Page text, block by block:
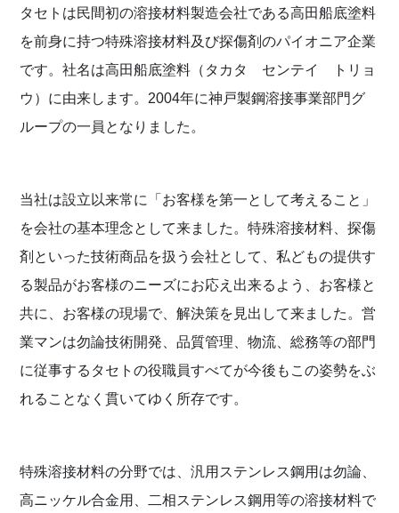
タセトは民間初の溶接材料製造会社である高田船底塗料
を前身に持つ特殊溶接材料及び探傷剤のパイオニア企業
です。社名は高田船底塗料（タカタ センテイ トリョ
ウ）に由来します。2004年に神戸製鋼溶接事業部門グ
ループの一員となりました。
当社は設立以来常に「お客様を第一として考えること」
を会社の基本理念として来ました。特殊溶接材料、探傷
剤といった技術商品を扱う会社として、私どもの提供す
る製品がお客様のニーズにお応え出来るよう、お客様と
共に、お客様の現場で、解決策を見出して来ました。営
業マンは勿論技術開発、品質管理、物流、総務等の部門
に従事するタセトの役職員すべてが今後もこの姿勢をぶ
れることなく貫いてゆく所存です。
特殊溶接材料の分野では、汎用ステンレス鋼用は勿論、
高ニッケル合金用、二相ステンレス鋼用等の溶接材料で